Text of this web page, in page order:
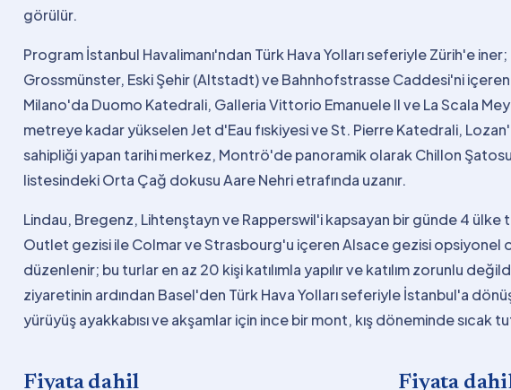
görülür.
Program İstanbul Havalimanı'ndan Türk Hava Yolları seferiyle Zürih'e
Grossmünster, Eski Şehir (Altstadt) ve Bahnhofstrasse Caddesi'ni içeren
Milano'da Duomo Katedrali, Galleria Vittorio Emanuele II ve La Scala
metreye kadar yükselen Jet d'Eau fıskiyesi ve St. Pierre Katedrali,
sahipliği yapan tarihi merkez, Montrö'de panoramik olarak Chillon
listesindeki Orta Çağ dokusu Aare Nehri etrafında uzanır.
Lindau, Bregenz, Lihtenştayn ve Rapperswil'i kapsayan bir günde 4
Outlet gezisi ile Colmar ve Strasbourg'u içeren Alsace gezisi opsiyonel
düzenlenir; bu turlar en az 20 kişi katılımla yapılır ve katılım zorunlu
ziyaretinin ardından Basel'den Türk Hava Yolları seferiyle İstanbul'a
yürüyüş ayakkabısı ve akşamlar için ince bir mont, kış döneminde sıcak
Fiyata dahil Fiyata